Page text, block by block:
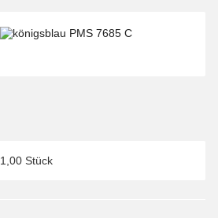
1,00 Stück